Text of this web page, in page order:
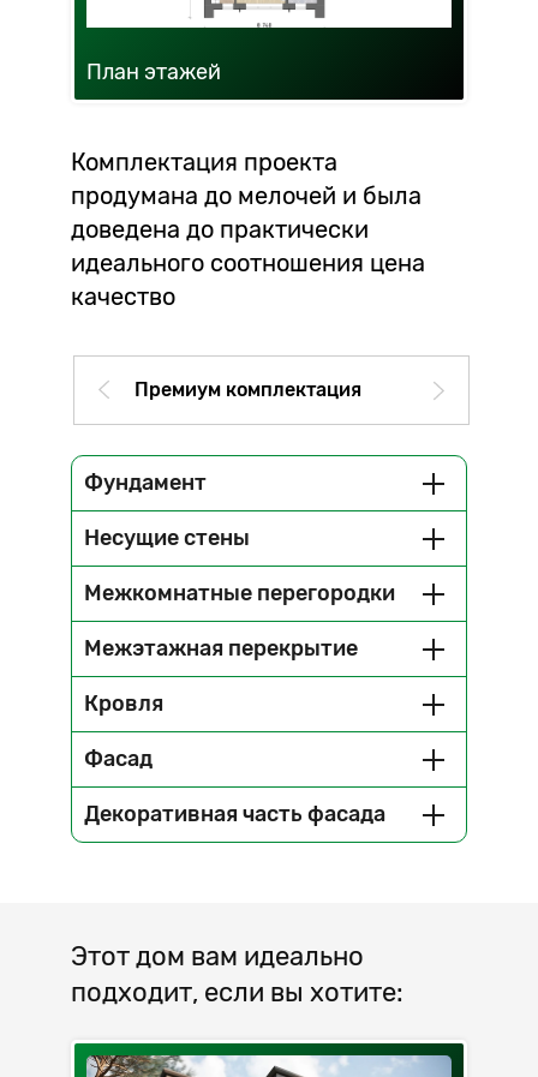
План этажей
Комплектация проекта
продумана до мелочей и была
доведена до практически
идеального соотношения цена
качество
Фундамент
Несущие стены
Межкомнатные перегородки
Межэтажная перекрытие
Кровля
Фасад
Декоративная часть фасада
Премиум комплектация
Этот дом вам идеально
подходит, если вы хотите: